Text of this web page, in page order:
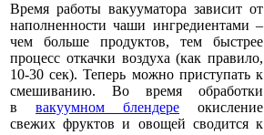
Время работы вакууматора зависит от
наполненности чаши ингредиентами –
чем больше продуктов, тем быстрее
процесс откачки воздуха (как правило,
10-30 сек). Теперь можно приступать к
смешиванию. Во время обработки
ввакуумном блендере окисление
свежих фруктов и овощей сводится к